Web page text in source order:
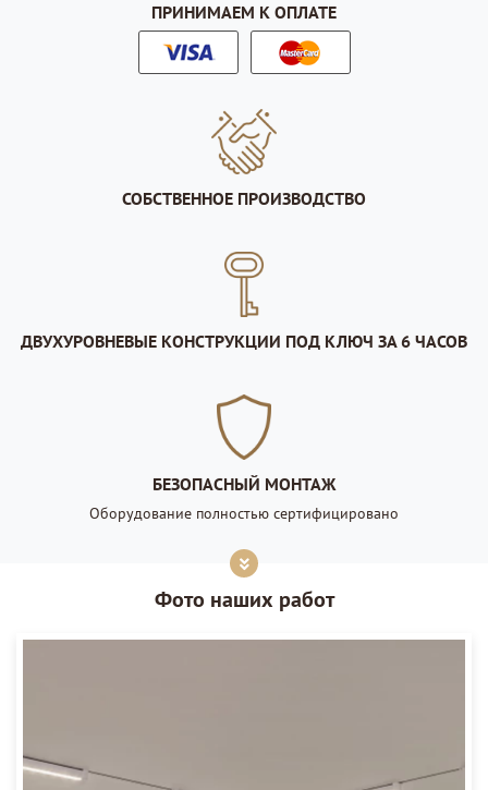
ПРИНИМАЕМ К ОПЛАТЕ
СОБСТВЕННОЕ ПРОИЗВОДСТВО
ДВУХУРОВНЕВЫЕ КОНСТРУКЦИИ ПОД КЛЮЧ ЗА 6 ЧАСОВ
БЕЗОПАСНЫЙ МОНТАЖ
Оборудование полностью сертифицировано
Фото наших работ